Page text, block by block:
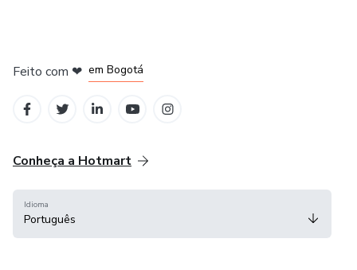
Feito com ❤ em Bogotá
Conheça a Hotmart
Idioma
Português